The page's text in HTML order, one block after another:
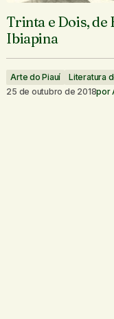
Trinta e Dois, de
Ibiapina
Arte do Piauí
Literatura
25 de outubro de 2018por